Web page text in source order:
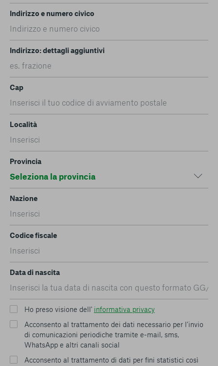
Indirizzo e numero civico
Indirizzo: dettagli aggiuntivi
Cap
Località
Provincia
Nazione
Codice fiscale
Data di nascita
Ho preso visione dell' informativa privacy
Acconsento al trattamento dei dati necessario per l’invio
di comunicazioni periodiche tramite e-mail, sms,
WhatsApp e altri canali social
Acconsento al trattamento di dati per fini statistici così